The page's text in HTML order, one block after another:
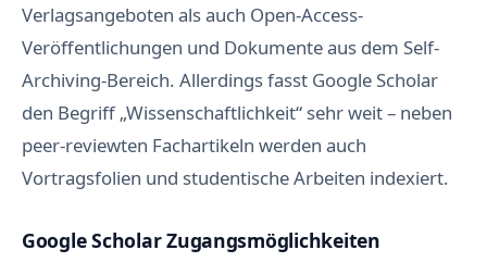
Verlagsangeboten als auch Open-Access-
Veröffentlichungen und Dokumente aus dem Self-
Archiving-Bereich. Allerdings fasst Google Scholar
den Begriff „Wissenschaftlichkeit“ sehr weit – neben
peer-reviewten Fachartikeln werden auch
Vortragsfolien und studentische Arbeiten indexiert.
Google Scholar Zugangsmöglichkeiten